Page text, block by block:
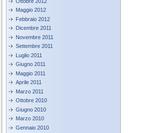
Maggio 2012
Febbraio 2012
Dicembre 2011
Novembre 2011
Settembre 2011
Luglio 2011
Giugno 2011
Maggio 2011
Aprile 2011
Marzo 2011
Ottobre 2010
Giugno 2010
Marzo 2010
Gennaio 2010